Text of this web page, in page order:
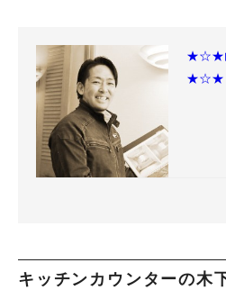
★☆★
★☆★
キッチンカウンターの木